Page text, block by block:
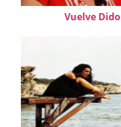
Vuelve Dido